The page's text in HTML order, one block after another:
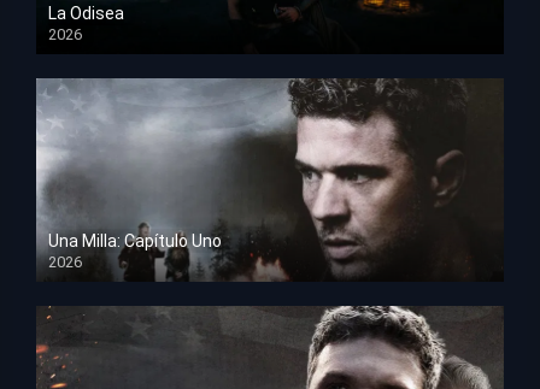
La Odisea
2026
TS Screener
Una Milla: Capítulo Uno
2026
HD 1080p